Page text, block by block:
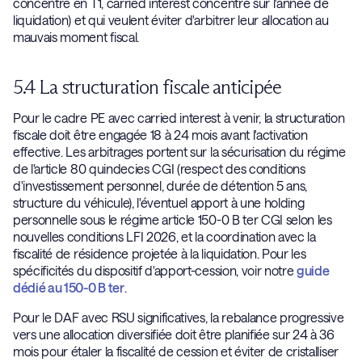
liquidation) et qui veulent éviter d'arbitrer leur allocation au
mauvais moment fiscal.
5.4 La structuration fiscale anticipée
Pour le cadre PE avec carried interest à venir, la structuration
fiscale doit être engagée 18 à 24 mois avant l'activation
effective. Les arbitrages portent sur la sécurisation du régime
de l'article 80 quindecies CGI (respect des conditions
d'investissement personnel, durée de détention 5 ans,
structure du véhicule), l'éventuel apport à une holding
personnelle sous le régime article 150-0 B ter CGI selon les
nouvelles conditions LFI 2026, et la coordination avec la
fiscalité de résidence projetée à la liquidation. Pour les
spécificités du dispositif d'apport-cession, voir notreguide
dédié au 150-0 B ter.
Pour le DAF avec RSU significatives, la rebalance progressive
vers une allocation diversifiée doit être planifiée sur 24 à 36
mois pour étaler la fiscalité de cession et éviter de cristalliser